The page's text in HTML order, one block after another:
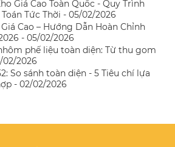
Giá Cao Toàn Quốc - Quy Trình
Tức Thời - 05/02/2026
Cao – Hướng Dẫn Hoàn Chỉnh
- 05/02/2026
phế liệu toàn diện: Từ thu gom
02/2026
So sánh toàn diện - 5 Tiêu chí lựa
- 02/02/2026